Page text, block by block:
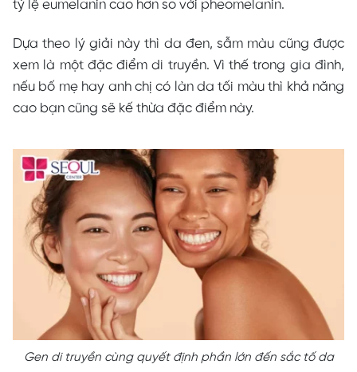
tỷ lệ eumelanin cao hơn so với pheomelanin.
Dựa theo lý giải này thì da đen, sẫm màu cũng được
xem là một đặc điểm di truyền. Vì thế trong gia đình,
nếu bố mẹ hay anh chị có làn da tối màu thì khả năng
cao bạn cũng sẽ kế thừa đặc điểm này.
Gen di truyền cùng quyết định phần lớn đến sắc tố da